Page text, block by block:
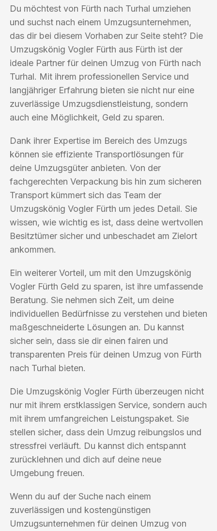
Du möchtest von Fürth nach Turhal umziehen
und suchst nach einem Umzugsunternehmen,
das dir bei diesem Vorhaben zur Seite steht? Die
Umzugskönig Vogler Fürth aus Fürth ist der
ideale Partner für deinen Umzug von Fürth nach
Turhal. Mit ihrem professionellen Service und
langjähriger Erfahrung bieten sie nicht nur eine
zuverlässige Umzugsdienstleistung, sondern
auch eine Möglichkeit, Geld zu sparen.
Dank ihrer Expertise im Bereich des Umzugs
können sie effiziente Transportlösungen für
deine Umzugsgüter anbieten. Von der
fachgerechten Verpackung bis hin zum sicheren
Transport kümmert sich das Team der
Umzugskönig Vogler Fürth um jedes Detail. Sie
wissen, wie wichtig es ist, dass deine wertvollen
Besitztümer sicher und unbeschadet am Zielort
ankommen.
Ein weiterer Vorteil, um mit den Umzugskönig
Vogler Fürth Geld zu sparen, ist ihre umfassende
Beratung. Sie nehmen sich Zeit, um deine
individuellen Bedürfnisse zu verstehen und bieten
maßgeschneiderte Lösungen an. Du kannst
sicher sein, dass sie dir einen fairen und
transparenten Preis für deinen Umzug von Fürth
nach Turhal bieten.
Die Umzugskönig Vogler Fürth überzeugen nicht
nur mit ihrem erstklassigen Service, sondern auch
mit ihrem umfangreichen Leistungspaket. Sie
stellen sicher, dass dein Umzug reibungslos und
stressfrei verläuft. Du kannst dich entspannt
zurücklehnen und dich auf deine neue
Umgebung freuen.
Wenn du auf der Suche nach einem
zuverlässigen und kostengünstigen
Umzugsunternehmen für deinen Umzug von